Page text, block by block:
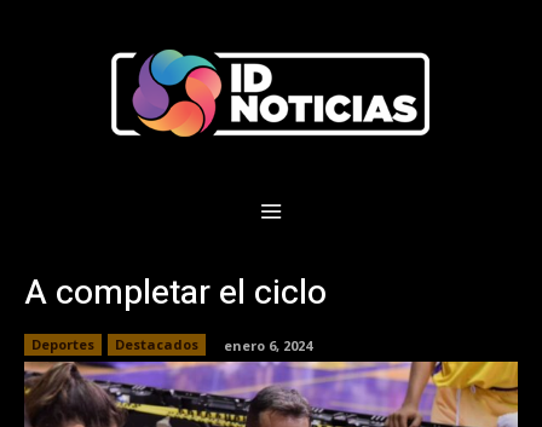
A completar el ciclo
Deportes Destacados enero 6, 2024